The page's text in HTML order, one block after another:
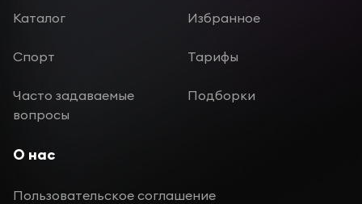
Каталог Избранное
Спорт Тарифы
Часто задаваемые
вопросы
Подборки
О нас
Пользовательское соглашение